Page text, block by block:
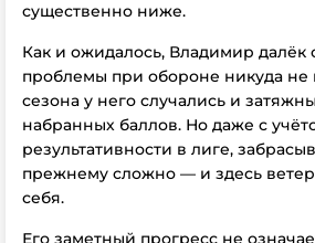
существенно ниже.
Как и ожидалось, Владимир далёк
проблемы при обороне никуда не
сезона у него случались и
набранных баллов. Но даже с
результативности в лиге,
прежнему сложно — и здесь
себя.
Его заметный прогресс не